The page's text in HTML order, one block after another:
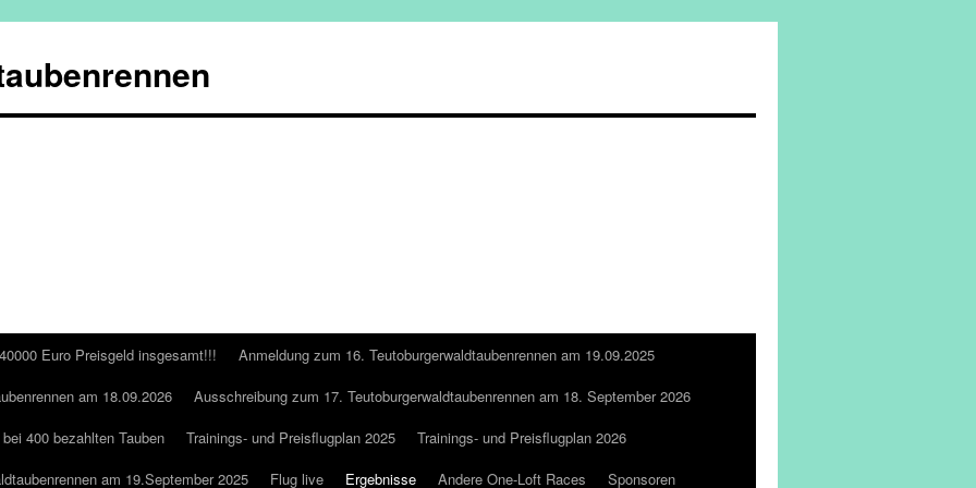
Euro Preisgeld insgesamt!!!
Anmeldung zum 16. Teutoburgerwaldtaubenrennen am 19.09.2025
am 18.09.2026
Ausschreibung zum 17. Teutoburgerwaldtaubenrennen am 18. September 2026
400 bezahlten Tauben Trainings- und Preisflugplan 2025
Trainings- und Preisflugplan 2026
am 19.September 2025
Flug live Ergebnisse Andere One-Loft Races
Sponsoren